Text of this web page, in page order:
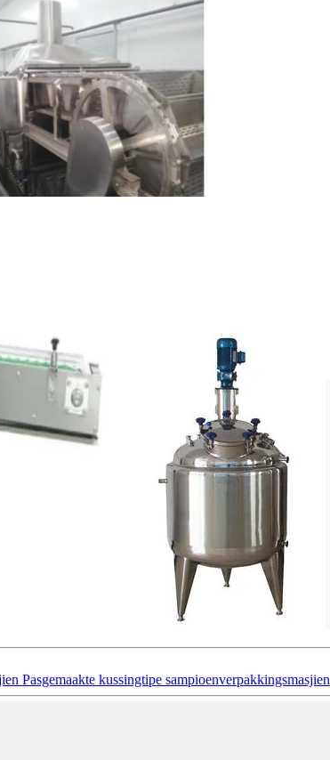
Pasgemaakte kussingtipe sampioenverpakkingsmasjien